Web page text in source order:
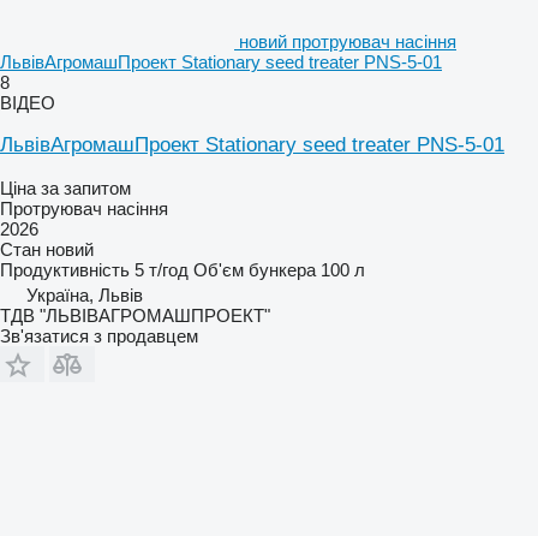
новий протруювач насіння
ЛьвівАгромашПроект Stationary seed treater PNS-5-01
8
ВІДЕО
ЛьвівАгромашПроект Stationary seed treater PNS-5-01
Ціна за запитом
Протруювач насіння
2026
Стан новий
Продуктивність 5 т/год Об'єм бункера 100 л
Україна, Львів
ТДВ "ЛЬВІВАГРОМАШПРОЕКТ"
Зв'язатися з продавцем